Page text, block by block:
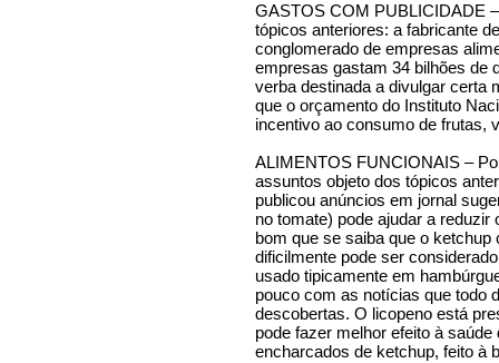
GASTOS COM PUBLICIDADE
tópicos anteriores: a fabricante
conglomerado de empresas
empresas gastam 34 bilhões de
verba destinada a divulgar certa
que o orçamento do Instituto
incentivo ao consumo de frutas,
ALIMENTOS FUNCIONAIS –
assuntos objeto dos tópicos
publicou anúncios em jornal
no tomate) pode ajudar a
bom que se saiba que o
dificilmente pode ser
usado tipicamente em
pouco com as notícias que todo
descobertas. O licopeno está
pode fazer melhor efeito à
encharcados de ketchup, feito à